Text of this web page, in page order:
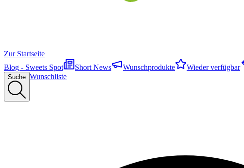
Zur Startseite
Blog - Sweets Spot
Short News Wunschprodukte Wieder verfügbar
Suche Wunschliste